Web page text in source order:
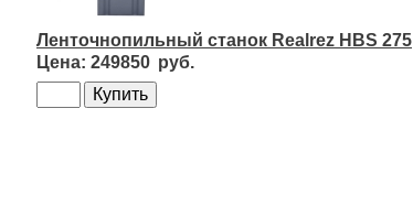
Ленточнопильный станок Realrez HBS 275
249850